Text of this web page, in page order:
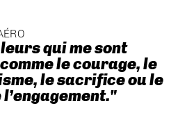
qui me sont
le courage, le
le sacrifice ou le
l’engagement."